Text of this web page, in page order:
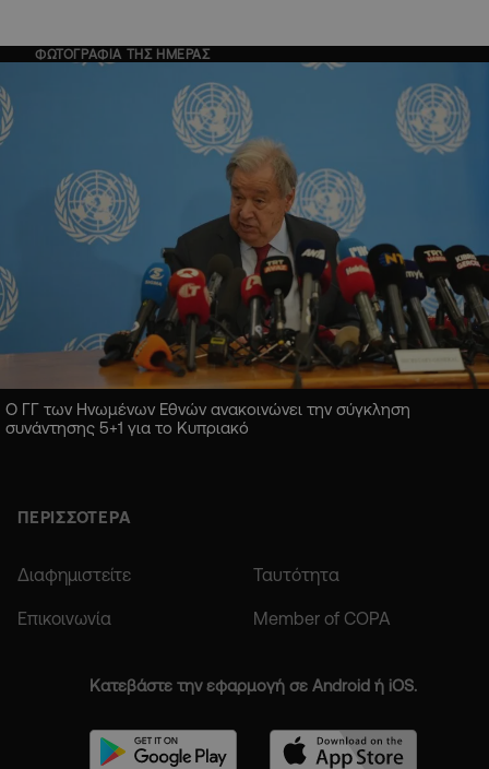
ΦΩΤΟΓΡΑΦΙΑ ΤΗΣ ΗΜΕΡΑΣ
Ο ΓΓ των Ηνωμένων Εθνών ανακοινώνει την σύγκληση
συνάντησης 5+1 για το Κυπριακό
ΠΕΡΙΣΣΟΤΕΡΑ
Διαφημιστείτε Ταυτότητα
Επικοινωνία Member of COPA
Κατεβάστε την εφαρμογή σε Android ή iOS.